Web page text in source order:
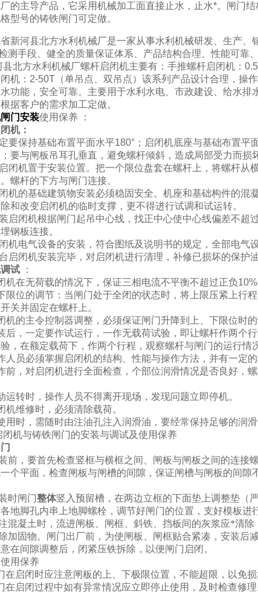
的主导产品，它采用机械加工面直接止水，止水*。闸门
型号的铸铁闸门可定做。
新河县北方水利机械厂是一家从事水利机械研发、生产、
测手段、健全的质量保证体系、产品结构合理、性能可靠
北方水利机械厂螺杆启闭机主要有：手推螺杆启闭机：
机：2-50T（单吊点、双吊点）该系列产品设计合理，操
功能，安全可靠。主要用于水利水电、市政建设、给水
据客户的需求加工定做。
门安装使用保养 ：
机：
要保持基础布置平面水平180°；启闭机底座与基础布置
要与闸板吊耳孔垂直，避免螺杆倾斜，造成局部受力而损
闭机置于安装位置。把一个限位盘套在螺杆上，将螺杆从
螺杆的下方与闸门连接。
机的基础建筑物安装必须稳固安全。机座和基础构件的混
和改变启闭机的临时支撑，更不得进行试调和试运转。
启闭机根据闸门起吊中心线，找正中心使中心线偏差不超
钢板连接。
机电气设备的安装，符合图纸及说明书的规定，全部电气
启闭机安装完毕，对启闭机进行清理，补修已损坏的保护
试 ：
机在无荷载的情况下，保证三相电流不平衡不超过正负
限位的调节：当闸门处于全闭的状态时，将上限压紧上行
关并固定在螺杆上。
机的主令控制器调整，必须保证闸门升降到上、下限位时
后，一定要作试运行，一作无载荷试验，即让螺杆作两个
，在额定载荷下，作两个行程，观察螺杆与闸门的运行情
人员必须掌握启闭机的结构、性能与操作方法，并有一定
前，对启闭机进行全面检查，个部位润滑情况是否良好，
运转时，操作人员不得离开现场，发现问题立即停机。
机维修时，必须清除载荷。
用时，需随时由注油孔注入润滑油，要经常保持足够的润
闭机与铸铁闸门的安装与调试及使用保养
前，要首先检查竖框与横框之间、闸板与闸板之间的连
个平面，检查闸板与闸槽的间隙，保证闸槽与闸板的间隙
时闸门整体竖入预留槽，在两边立框的下面垫上调整垫（
地脚孔内串上地脚螺栓，调节好闸门的位置，支好模板进
混凝土时，流进闸板、闸框、斜铁、挡板间的灰浆应*清除
加固物。闸门出厂前，为使闸板、闸框贴合紧凑，安装后
在间隙调整后，闭紧压铁拆除，以便闸门启闭。
使用保养
在启闭时应注意闸板的上、下极限位置，不能超限，以免损
在启闭过程中如有异常情况应立即停止使用，及时检查修理